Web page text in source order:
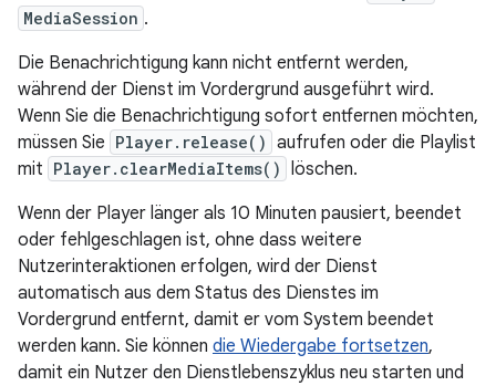
MediaSession .
Die Benachrichtigung kann nicht entfernt werden,
während der Dienst im Vordergrund ausgeführt wird.
Wenn Sie die Benachrichtigung sofort entfernen möchten,
müssen Sie Player.release() aufrufen oder die Playlist
mit Player.clearMediaItems() löschen.
Wenn der Player länger als 10 Minuten pausiert, beendet
oder fehlgeschlagen ist, ohne dass weitere
Nutzerinteraktionen erfolgen, wird der Dienst
automatisch aus dem Status des Dienstes im
Vordergrund entfernt, damit er vom System beendet
werden kann. Sie können die Wiedergabe fortsetzen,
damit ein Nutzer den Dienstlebenszyklus neu starten und